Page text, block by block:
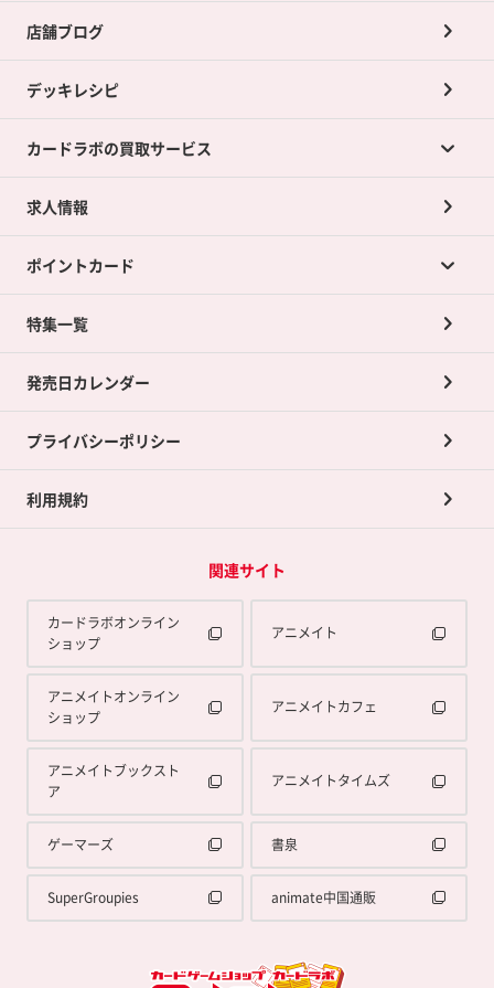
店舗ブログ
デッキレシピ
カードラボの買取サービス
カードラボの買取サービスTOP
店舗買取について
ネット買取について
買取承諾書について
求人情報
ポイントカード
ポイントカードTOP
ポイント交換景品
特集一覧
発売日カレンダー
プライバシーポリシー
利用規約
関連サイト
カードラボオンライン
ショップ
アニメイト
アニメイトオンライン
ショップ
アニメイトカフェ
アニメイトブックスト
ア
アニメイトタイムズ
ゲーマーズ 書泉
SuperGroupies animate中国通販